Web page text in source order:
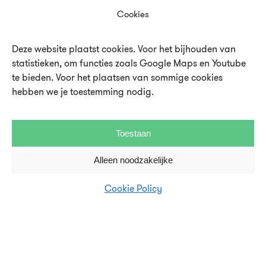
Cookies
Deze website plaatst cookies. Voor het bijhouden van
statistieken, om functies zoals Google Maps en Youtube
te bieden. Voor het plaatsen van sommige cookies
hebben we je toestemming nodig.
Toestaan
Alleen noodzakelijke
Cookie Policy
Over UMU
Vacatures en stages
Disclaimer en privacystatement